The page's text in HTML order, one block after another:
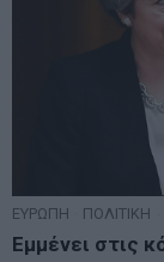
ΕΥΡΩΠΗ ΠΟΛΙΤΙΚΗ
Εμμένει στις